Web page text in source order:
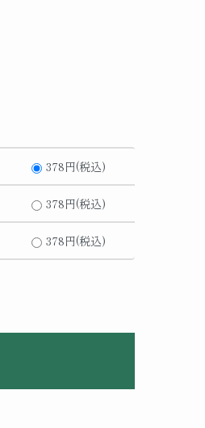
378円(税込)
378円(税込)
378円(税込)